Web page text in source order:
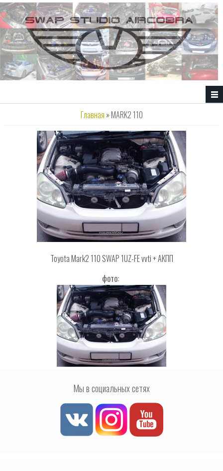
Перейти к основному содержанию
Главная » MARK2 110
Toyota Mark2 110 SWAP 1UZ-FE vvti + АКПП
фото:
Мы в социальных сетях